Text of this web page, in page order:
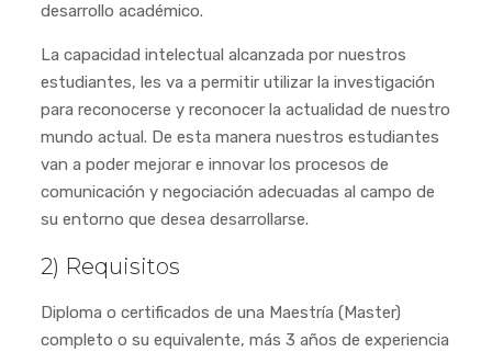
desarrollo académico.
La capacidad intelectual alcanzada por nuestros
estudiantes, les va a permitir utilizar la investigación
para reconocerse y reconocer la actualidad de nuestro
mundo actual. De esta manera nuestros estudiantes
van a poder mejorar e innovar los procesos de
comunicación y negociación adecuadas al campo de
su entorno que desea desarrollarse.
2) Requisitos
Diploma o certificados de una Maestría (Master)
completo o su equivalente, más 3 años de experiencia